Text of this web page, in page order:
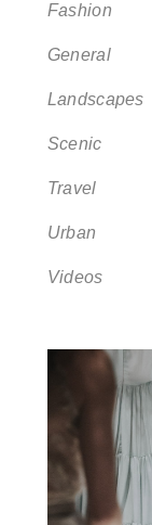
Fashion
General
Landscapes
Scenic
Travel
Urban
Videos